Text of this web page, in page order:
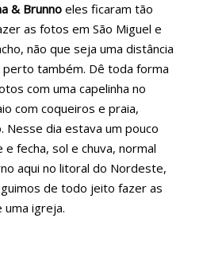
& Brunno eles ficaram tão
as fotos em São Miguel e
não que seja uma distância
também. Dê toda forma
com uma capelinha no
com coqueiros e praia,
Nesse dia estava um pouco
fecha, sol e chuva, normal
aqui no litoral do Nordeste,
de todo jeito fazer as
igreja.